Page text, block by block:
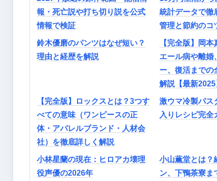
報・死亡説や打ち切り説を公式
情報で検証
統計データで徹
管理と節約のコ
鈴木優磨のパンツはなぜ短い？
理由と経歴を解説
【完全版】岡
エール病や離婚
ー、復活までの
解説【最新2025
【完全版】ロックスとは？3つす
べての意味（ワンピースの正
体・アパレルブランド・人材会
社）を徹底詳しく解説
激ウマ冷製パス
入りレシピ完全
小林星蘭の現在：ヒロアカ壊理
役声優の2026年
小山薫堂とは？
ン、下鴨茶寮ま